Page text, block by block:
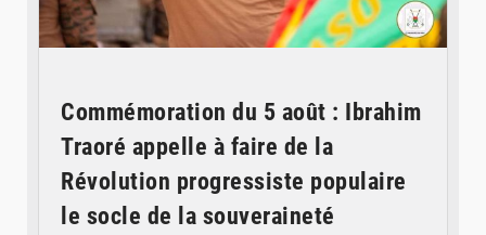
Commémoration du 5 août : Ibrahim
Traoré appelle à faire de la
Révolution progressiste populaire
le socle de la souveraineté